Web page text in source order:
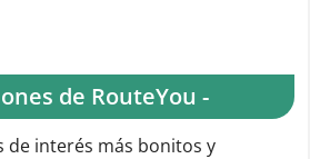
de RouteYou -
de interés más bonitos y